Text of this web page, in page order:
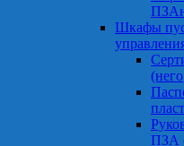
Шкафы
ПЗА